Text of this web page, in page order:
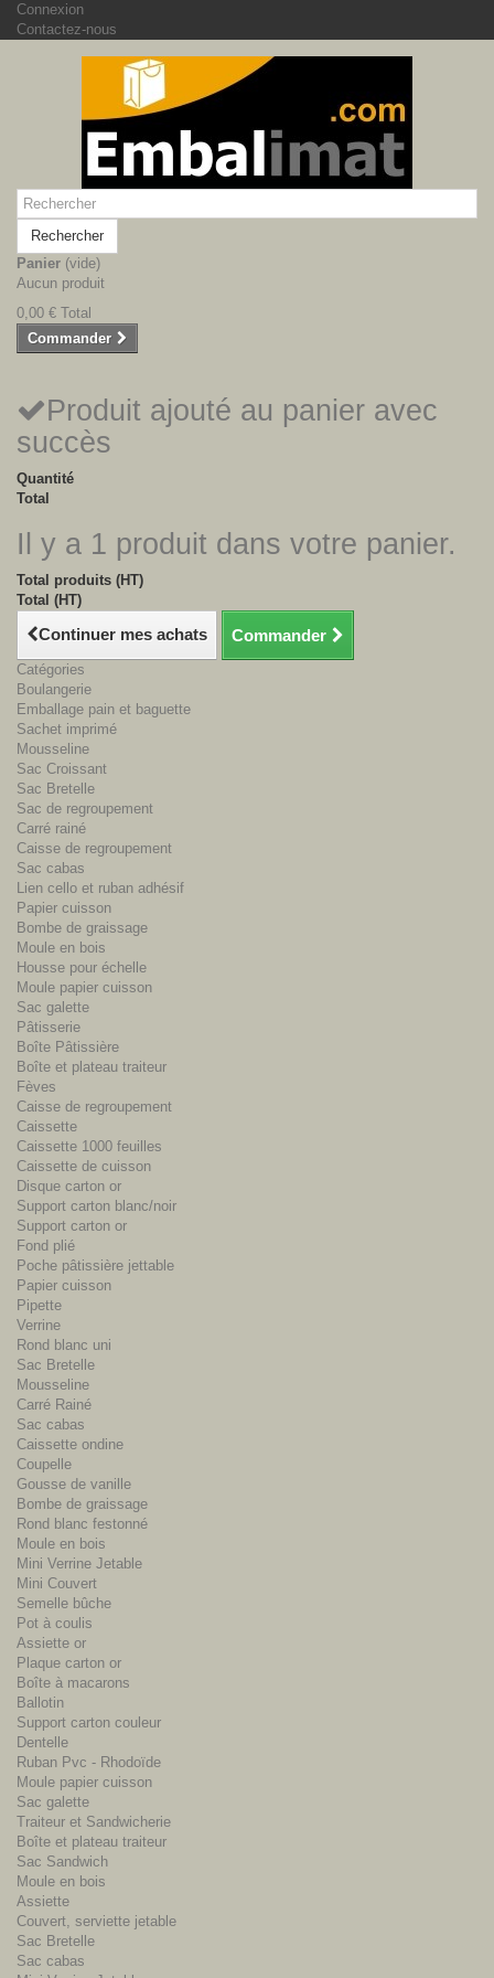
Connexion
Contactez-nous
Rechercher
Panier (vide)
Aucun produit
0,00 € Total
Commander
Produit ajouté au panier avec
succès
Quantité
Total
Il y a 1 produit dans votre panier.
Total produits (HT)
Total (HT)
Continuer mes achats Commander
Catégories
Boulangerie
Emballage pain et baguette
Sachet imprimé
Mousseline
Sac Croissant
Sac Bretelle
Sac de regroupement
Carré rainé
Caisse de regroupement
Sac cabas
Lien cello et ruban adhésif
Papier cuisson
Bombe de graissage
Moule en bois
Housse pour échelle
Moule papier cuisson
Sac galette
Pâtisserie
Boîte Pâtissière
Boîte et plateau traiteur
Fèves
Caisse de regroupement
Caissette
Caissette 1000 feuilles
Caissette de cuisson
Disque carton or
Support carton blanc/noir
Support carton or
Fond plié
Poche pâtissière jettable
Papier cuisson
Pipette
Verrine
Rond blanc uni
Sac Bretelle
Mousseline
Carré Rainé
Sac cabas
Caissette ondine
Coupelle
Gousse de vanille
Bombe de graissage
Rond blanc festonné
Moule en bois
Mini Verrine Jetable
Mini Couvert
Semelle bûche
Pot à coulis
Assiette or
Plaque carton or
Boîte à macarons
Ballotin
Support carton couleur
Dentelle
Ruban Pvc - Rhodoïde
Moule papier cuisson
Sac galette
Traiteur et Sandwicherie
Boîte et plateau traiteur
Sac Sandwich
Moule en bois
Assiette
Couvert, serviette jetable
Sac Bretelle
Sac cabas